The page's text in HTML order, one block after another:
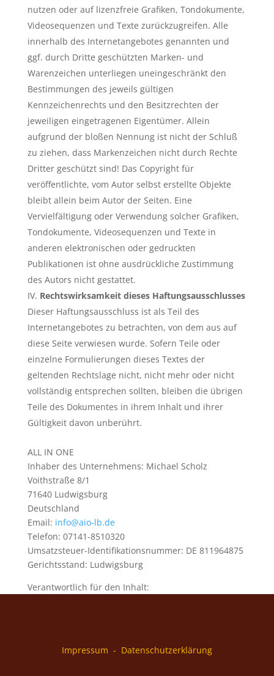
nutzen oder auf lizenzfreie Grafiken, Tondokumente,
Videosequenzen und Texte zurückzugreifen. Alle
innerhalb des Internetangebotes genannten und
ggf. durch Dritte geschützten Marken- und
Warenzeichen unterliegen uneingeschränkt den
Bestimmungen des jeweils gültigen
Kennzeichenrechts und den Besitzrechten der
jeweiligen eingetragenen Eigentümer. Allein
aufgrund der bloßen Nennung ist nicht der Schluß
zu ziehen, dass Markenzeichen nicht durch Rechte
Dritter geschützt sind! Das Copyright für
veröffentlichte, vom Autor selbst erstellte Objekte
bleibt allein beim Autor der Seiten. Eine
Vervielfältigung oder Verwendung solcher Grafiken,
Tondokumente, Videosequenzen und Texte in
anderen elektronischen oder gedruckten
Publikationen ist ohne ausdrückliche Zustimmung
des Autors nicht gestattet.
Rechtswirksamkeit dieses Haftungsausschlusses
Dieser Haftungsausschluss ist als Teil des
Internetangebotes zu betrachten, von dem aus auf
diese Seite verwiesen wurde. Sofern Teile oder
einzelne Formulierungen dieses Textes der
geltenden Rechtslage nicht, nicht mehr oder nicht
vollständig entsprechen sollten, bleiben die übrigen
Teile des Dokumentes in ihrem Inhalt und ihrer
Gültigkeit davon unberührt.
ALL IN ONE
Inhaber des Unternehmens: Michael Scholz
Voithstraße 8/1
71640 Ludwigsburg
Deutschland
Email: info@aio-lb.de
Telefon: 07141-8510320
Umsatzsteuer-Identifikationsnummer: DE 811964875
Gerichtsstand: Ludwigsburg
Verantwortlich für den Inhalt:
Impressum - Datenschutzerklärung